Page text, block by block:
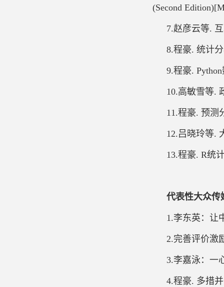
(Second
7.赵彦云等.
8.程豪. 统计
9.程豪.
10.高敏雪等.
11.程豪. 预测
12.吕晓玲等.
13.程豪. R统
代表性大众传
1.李东英：让
2.完善评价激
3.李嘉泳：一
4.程豪. 多措